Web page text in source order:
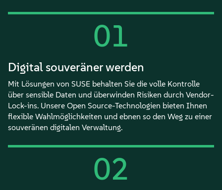
01
Digital souveräner werden
Mit Lösungen von SUSE behalten Sie die volle Kontrolle
über sensible Daten und überwinden Risiken durch Vendor-
Lock-ins. Unsere Open Source-Technologien bieten Ihnen
flexible Wahlmöglichkeiten und ebnen so den Weg zu einer
souveränen digitalen Verwaltung.
02